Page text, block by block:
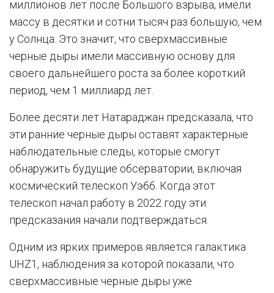
миллионов лет после Большого взрыва, имели
массу в десятки и сотни тысяч раз большую, чем
у Солнца. Это значит, что сверхмассивные
черные дыры имели массивную основу для
своего дальнейшего роста за более короткий
период, чем 1 миллиард лет.
Более десяти лет Натараджан предсказала, что
эти ранние черные дыры оставят характерные
наблюдательные следы, которые смогут
обнаружить будущие обсерватории, включая
космический телескоп Уэбб. Когда этот
телескоп начал работу в 2022 году эти
предсказания начали подтверждаться.
Одним из ярких примеров является галактика
UHZ1, наблюдения за которой показали, что
сверхмассивные черные дыры уже